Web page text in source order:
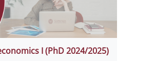
I (PhD 2024/2025)